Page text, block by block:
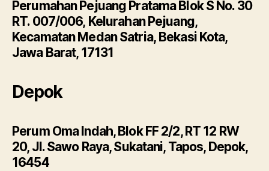
Perumahan Pejuang Pratama Blok S No. 30
RT. 007/006, Kelurahan Pejuang,
Kecamatan Medan Satria, Bekasi Kota,
Jawa Barat, 17131
Depok
Perum Oma Indah, Blok FF 2/2, RT 12 RW
20, Jl. Sawo Raya, Sukatani, Tapos, Depok,
16454